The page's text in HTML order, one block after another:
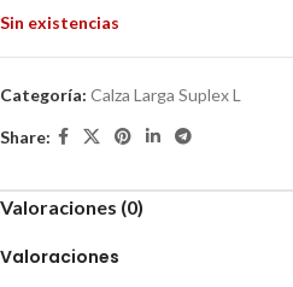
Sin existencias
Categoría: Calza Larga Suplex L
Share:
Valoraciones (0)
Valoraciones